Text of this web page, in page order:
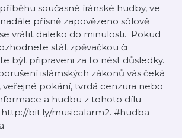
současné íránské hudby, ve
přísně zapovězeno sólově
vrátit daleko do minulosti. Pokud
stát zpěvačkou či
být připraveni za to nést důsledky.
islámských zákonů vás čeká
veřejné pokání, tvrdá cenzura nebo
a hudbu z tohoto dílu
bit.ly/musicalarm2. #hudba